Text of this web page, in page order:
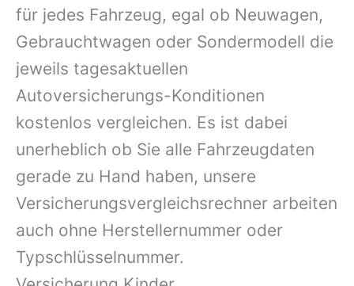
für jedes Fahrzeug, egal ob Neuwagen,
Gebrauchtwagen oder Sondermodell die
jeweils tagesaktuellen
Autoversicherungs-Konditionen
kostenlos vergleichen. Es ist dabei
unerheblich ob Sie alle Fahrzeugdaten
gerade zu Hand haben, unsere
Versicherungsvergleichsrechner arbeiten
auch ohne Herstellernummer oder
Typschlüsselnummer.